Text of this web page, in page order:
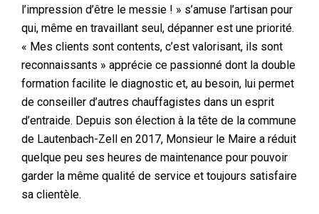
l’impression d’être le messie ! » s’amuse l’artisan pour
qui, même en travaillant seul, dépanner est une priorité.
« Mes clients sont contents, c’est valorisant, ils sont
reconnaissants » apprécie ce passionné dont la double
formation facilite le diagnostic et, au besoin, lui permet
de conseiller d’autres chauffagistes dans un esprit
d’entraide. Depuis son élection à la tête de la commune
de Lautenbach-Zell en 2017, Monsieur le Maire a réduit
quelque peu ses heures de maintenance pour pouvoir
garder la même qualité de service et toujours satisfaire
sa clientèle.